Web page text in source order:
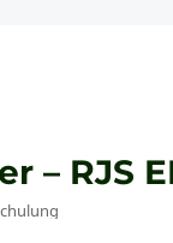
– RJS